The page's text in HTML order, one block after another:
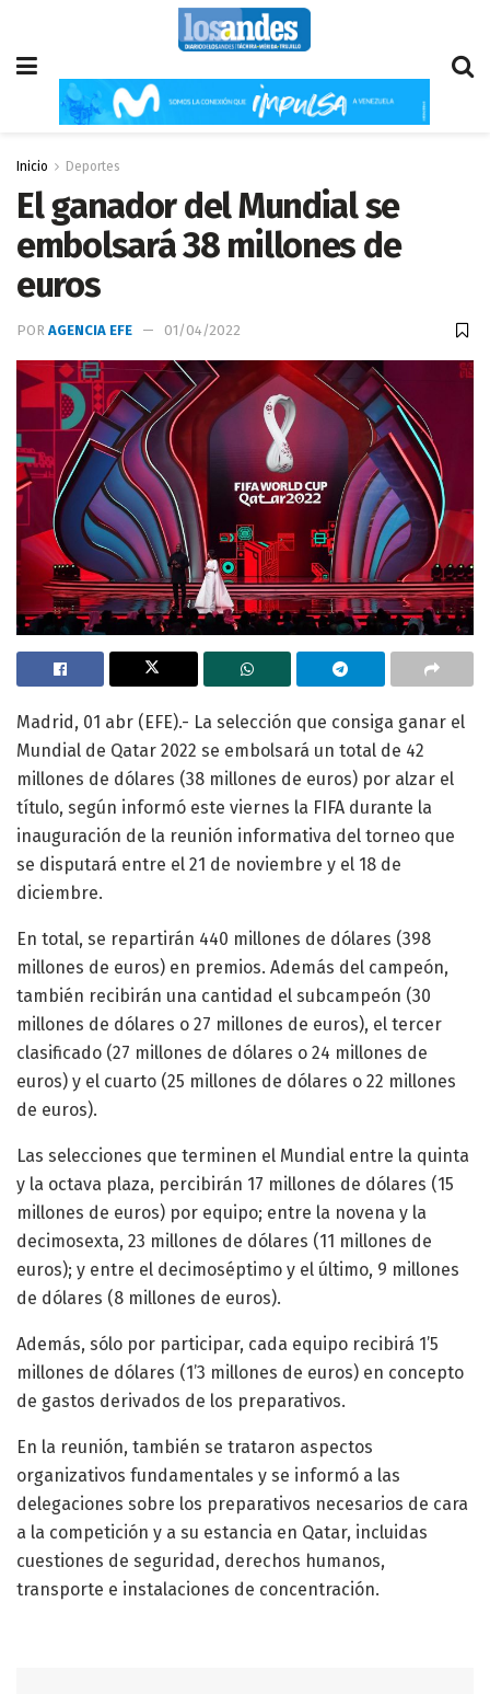
Inicio Deportes
El ganador del Mundial se
embolsará 38 millones de
euros
POR AGENCIA EFE 01/04/2022
Madrid, 01 abr (EFE).- La selección que consiga ganar el
Mundial de Qatar 2022 se embolsará un total de 42
millones de dólares (38 millones de euros) por alzar el
título, según informó este viernes la FIFA durante la
inauguración de la reunión informativa del torneo que
se disputará entre el 21 de noviembre y el 18 de
diciembre.
En total, se repartirán 440 millones de dólares (398
millones de euros) en premios. Además del campeón,
también recibirán una cantidad el subcampeón (30
millones de dólares o 27 millones de euros), el tercer
clasificado (27 millones de dólares o 24 millones de
euros) y el cuarto (25 millones de dólares o 22 millones
de euros).
Las selecciones que terminen el Mundial entre la quinta
y la octava plaza, percibirán 17 millones de dólares (15
millones de euros) por equipo; entre la novena y la
decimosexta, 23 millones de dólares (11 millones de
euros); y entre el decimoséptimo y el último, 9 millones
de dólares (8 millones de euros).
Además, sólo por participar, cada equipo recibirá 1’5
millones de dólares (1’3 millones de euros) en concepto
de gastos derivados de los preparativos.
En la reunión, también se trataron aspectos
organizativos fundamentales y se informó a las
delegaciones sobre los preparativos necesarios de cara
a la competición y a su estancia en Qatar, incluidas
cuestiones de seguridad, derechos humanos,
transporte e instalaciones de concentración.